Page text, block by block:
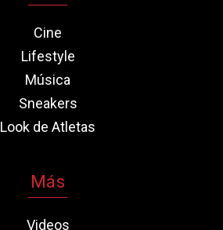
Cine
Lifestyle
Música
Sneakers
Look de Atletas
Más
Videos